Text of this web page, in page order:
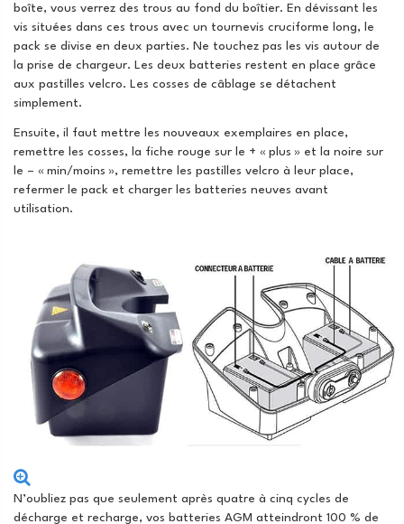
boîte, vous verrez des trous au fond du boîtier. En dévissant les
vis situées dans ces trous avec un tournevis cruciforme long, le
pack se divise en deux parties. Ne touchez pas les vis autour de
la prise de chargeur. Les deux batteries restent en place grâce
aux pastilles velcro. Les cosses de câblage se détachent
simplement.
Ensuite, il faut mettre les nouveaux exemplaires en place,
remettre les cosses, la fiche rouge sur le + « plus » et la noire sur
le – « min/moins », remettre les pastilles velcro à leur place,
refermer le pack et charger les batteries neuves avant
utilisation.
N’oubliez pas que seulement après quatre à cinq cycles de
décharge et recharge, vos batteries AGM atteindront 100 % de